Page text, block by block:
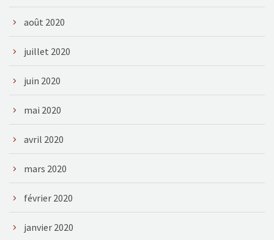
août 2020
juillet 2020
juin 2020
mai 2020
avril 2020
mars 2020
février 2020
janvier 2020